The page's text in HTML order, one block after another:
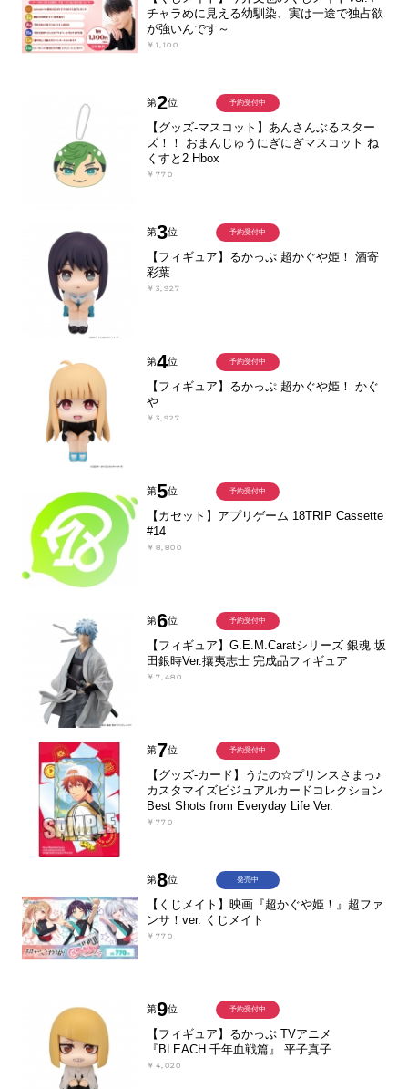
チャラめに見える幼馴染、実は一途で独占欲
が強いんです～
￥1,100
第2位
【グッズ-マスコット】あんさんぶるスター
ズ！！ おまんじゅうにぎにぎマスコット ね
くすと2 Hbox
￥770
予約受付中
第3位
【フィギュア】るかっぷ 超かぐや姫！ 酒寄
彩葉
￥3,927
予約受付中
第4位
【フィギュア】るかっぷ 超かぐや姫！ かぐ
や
￥3,927
予約受付中
第5位
【カセット】アプリゲーム 18TRIP Cassette
#14
￥8,800
予約受付中
第6位
【フィギュア】G.E.M.Caratシリーズ 銀魂 坂
田銀時Ver.攘夷志士 完成品フィギュア
￥7,480
予約受付中
第7位
【グッズ-カード】うたの☆プリンスさまっ♪
カスタマイズビジュアルカードコレクション
Best Shots from Everyday Life Ver.
￥770
予約受付中
第8位
【くじメイト】映画『超かぐや姫！』超ファ
ンサ！ver. くじメイト
￥770
発売中
第9位
【フィギュア】るかっぷ TVアニメ
『BLEACH 千年血戦篇』 平子真子
￥4,020
予約受付中